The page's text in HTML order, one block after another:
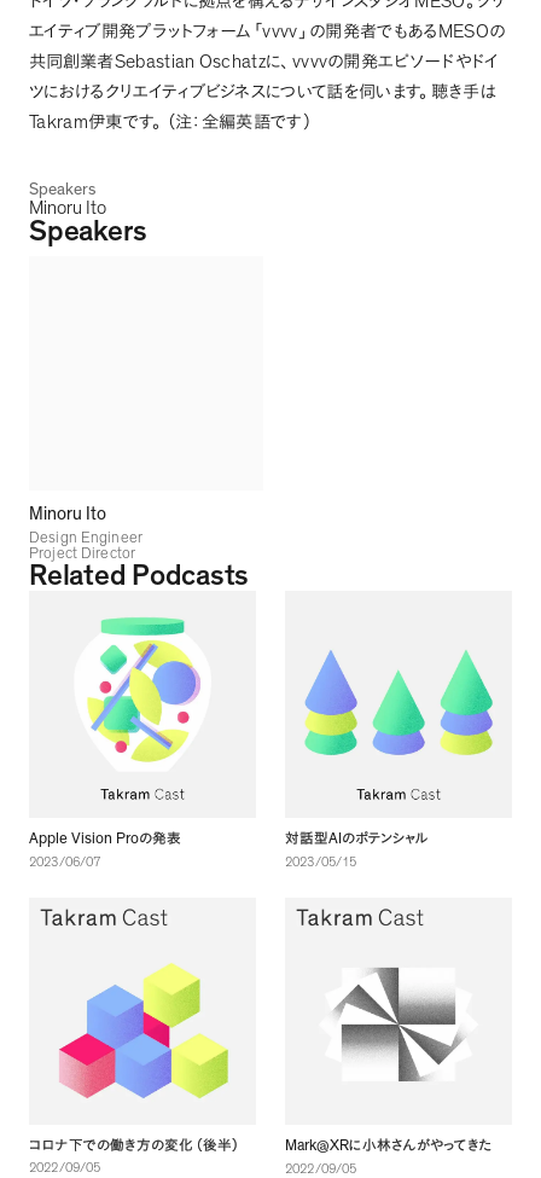
エイティブ開発プラットフォーム 「vvvv 」 の開発者でもある MESOの
共同創業者Sebastian Oschatzに、 vvvvの開発エピソードやドイ
ツにおけるクリエイティブビジネスについて話を伺います。 聴き手は
Takram伊東です。 （注：全編英語です ）
Speakers
Minoru Ito
Speakers
Minoru Ito
Design Engineer
Project Director
Related Podcasts
Apple Vision Proの発表
2023/06/07
対話型AI のポテンシャル
2023/05/15
コロナ下での働き方の変化 （後半 ）
2022/09/05
Mark@XRに小林さんがやってきた
2022/09/05